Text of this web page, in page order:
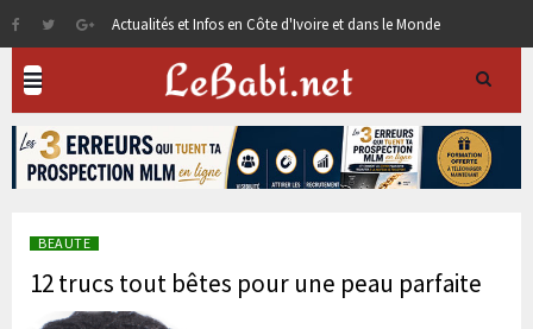
Actualités et Infos en Côte d'Ivoire et dans le Monde
BEAUTE
12 trucs tout bêtes pour une peau parfaite